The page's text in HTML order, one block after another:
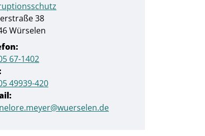
Hausnummer:
38
Ort:
Würselen
67-1402
49939-420